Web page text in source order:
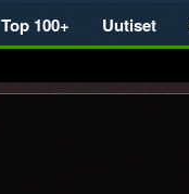
Top 100+ Uutiset